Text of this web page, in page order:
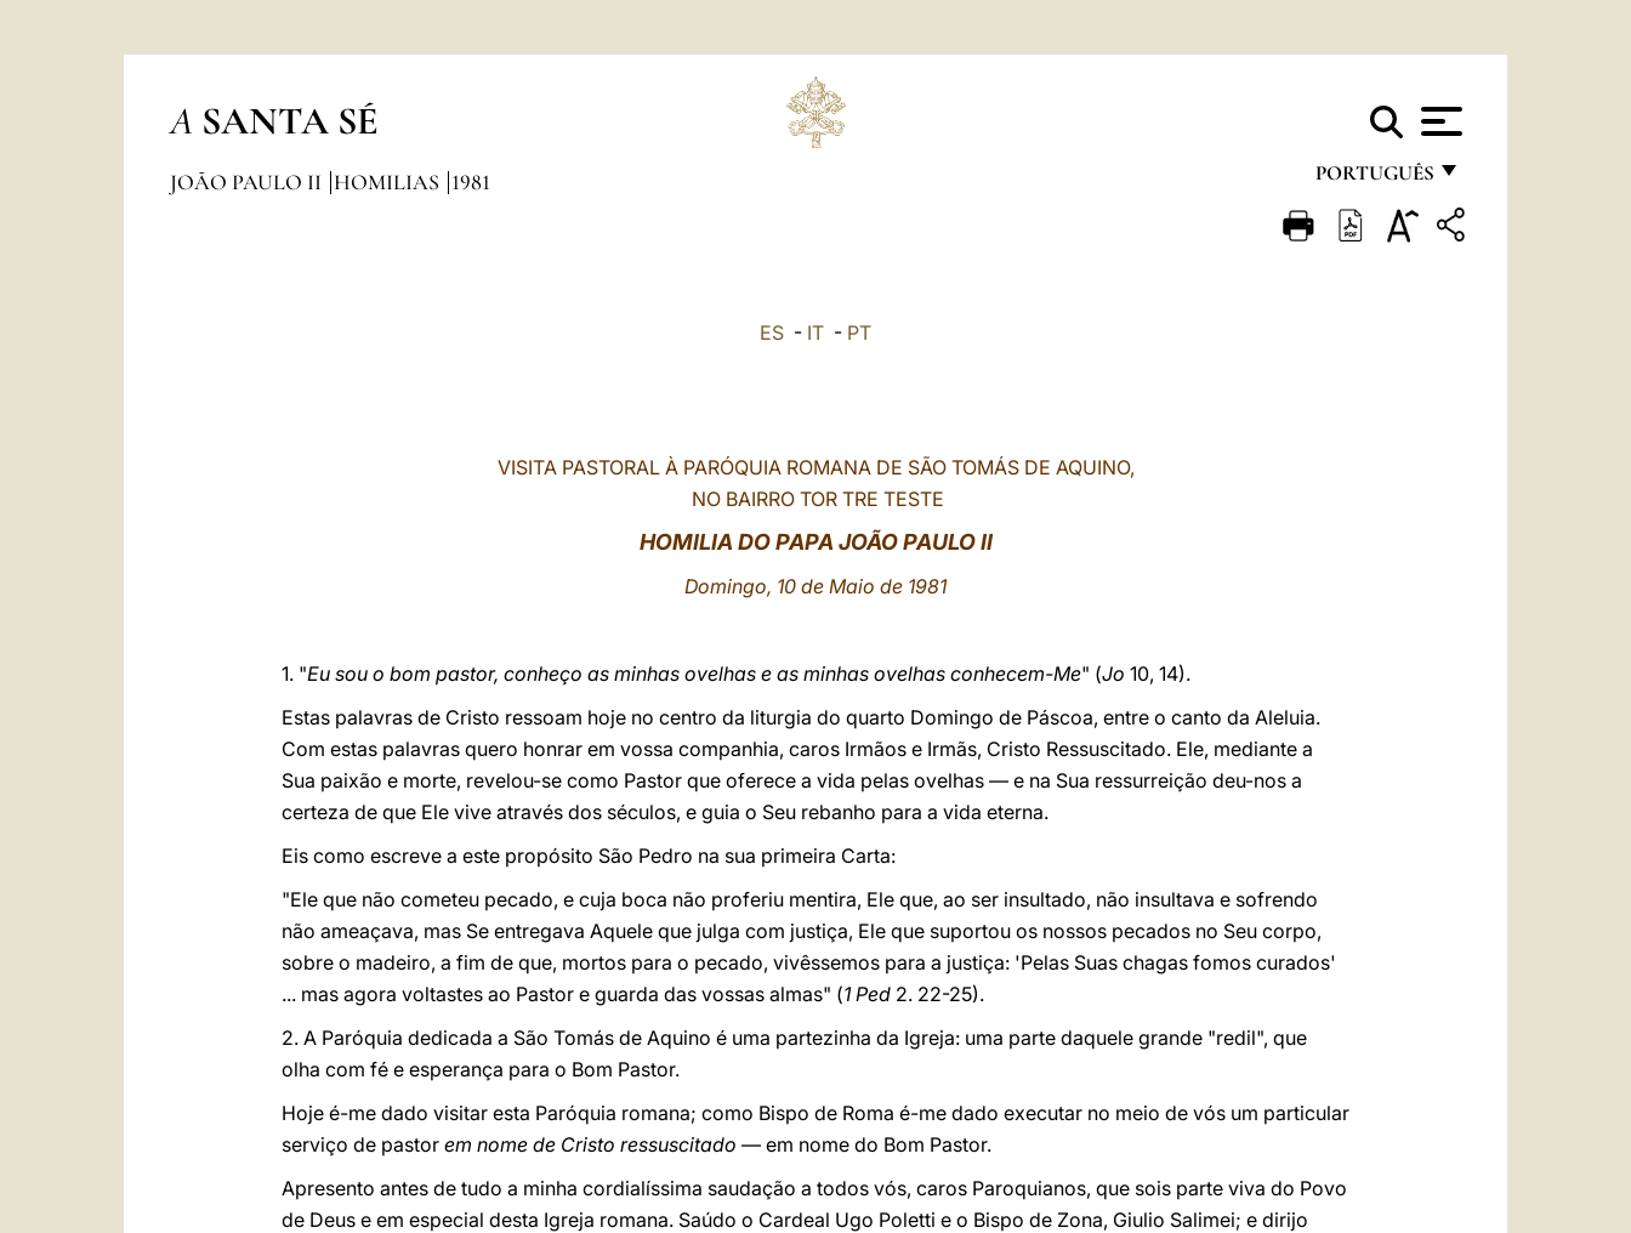
A SANTA SÉ
PORTUGUÊS
FRANÇAIS
JOÃO PAULO II HOMILIAS 1981
ES - IT - PT
VISITA PASTORAL À PARÓQUIA ROMANA DE SÃO TOMÁS DE AQUINO,
NO BAIRRO TOR TRE TESTE
HOMILIA DO PAPA JOÃO PAULO II
Domingo, 10 de Maio de 1981
1. "Eu sou o bom pastor, conheço as minhas ovelhas e as minhas ovelhas conhecem-Me" (Jo 10, 14).
Estas palavras de Cristo ressoam hoje no centro da liturgia do quarto Domingo de Páscoa, entre o canto da Aleluia.
Com estas palavras quero honrar em vossa companhia, caros Irmãos e Irmãs, Cristo Ressuscitado. Ele, mediante a
Sua paixão e morte, revelou-se como Pastor que oferece a vida pelas ovelhas — e na Sua ressurreição deu-nos a
certeza de que Ele vive através dos séculos, e guia o Seu rebanho para a vida eterna.
Eis como escreve a este propósito São Pedro na sua primeira Carta:
"Ele que não cometeu pecado, e cuja boca não proferiu mentira, Ele que, ao ser insultado, não insultava e sofrendo
não ameaçava, mas Se entregava Aquele que julga com justiça, Ele que suportou os nossos pecados no Seu corpo,
sobre o madeiro, a fim de que, mortos para o pecado, vivêssemos para a justiça: 'Pelas Suas chagas fomos curados'
... mas agora voltastes ao Pastor e guarda das vossas almas" (1 Ped 2. 22-25).
2. A Paróquia dedicada a São Tomás de Aquino é uma partezinha da Igreja: uma parte daquele grande "redil", que
olha com fé e esperança para o Bom Pastor.
Hoje é-me dado visitar esta Paróquia romana; como Bispo de Roma é-me dado executar no meio de vós um particular
serviço de pastor em nome de Cristo ressuscitado — em nome do Bom Pastor.
Apresento antes de tudo a minha cordialíssima saudação a todos vós, caros Paroquianos, que sois parte viva do Povo
de Deus e em especial desta Igreja romana. Saúdo o Cardeal Ugo Poletti e o Bispo de Zona, Giulio Salimei; e dirijo